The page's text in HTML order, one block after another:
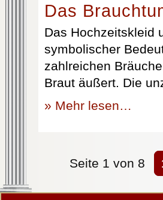
Das
Das Hochzeitskleid
symbolischer
zahlreichen
Braut äußert. Die
» Mehr lesen…
Seite 1 von 8